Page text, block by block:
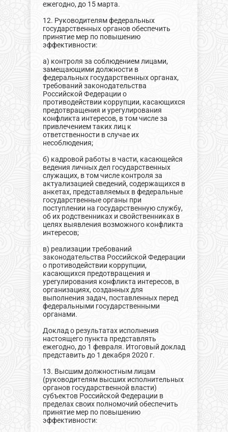
ежегодно, до 15 марта.
12. Руководителям федеральных
государственных органов обеспечить
принятие мер по повышению
эффективности:
а) контроля за соблюдением лицами,
замещающими должности в
федеральных государственных органах,
требований законодательства
Российской Федерации о
противодействии коррупции, касающихся
предотвращения и урегулирования
конфликта интересов, в том числе за
привлечением таких лиц к
ответственности в случае их
несоблюдения;
б) кадровой работы в части, касающейся
ведения личных дел государственных
служащих, в том числе контроля за
актуализацией сведений, содержащихся в
анкетах, представляемых в федеральные
государственные органы при
поступлении на государственную службу,
об их родственниках и свойственниках в
целях выявления возможного конфликта
интересов;
в) реализации требований
законодательства Российской Федерации
о противодействии коррупции,
касающихся предотвращения и
урегулирования конфликта интересов, в
организациях, созданных для
выполнения задач, поставленных перед
федеральными государственными
органами.
Доклад о результатах исполнения
настоящего пункта представлять
ежегодно, до 1 февраля. Итоговый доклад
представить до 1 декабря 2020 г.
13. Высшим должностным лицам
(руководителям высших исполнительных
органов государственной власти)
субъектов Российской Федерации в
пределах своих полномочий обеспечить
принятие мер по повышению
эффективности: